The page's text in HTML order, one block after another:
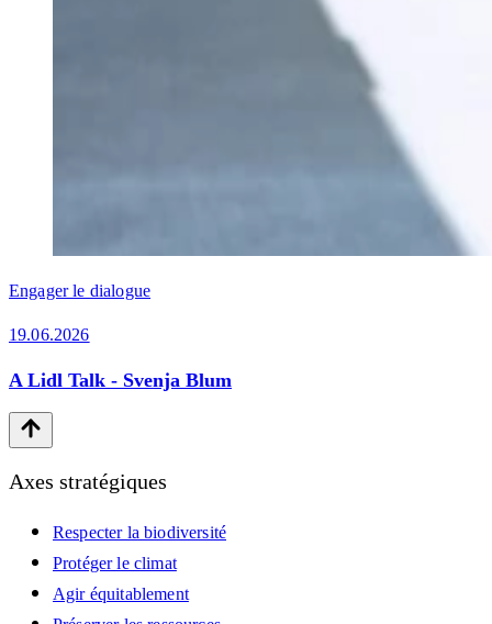
Engager le dialogue
19.06.2026
A Lidl Talk - Svenja Blum
Axes stratégiques
Respecter la biodiversité
Protéger le climat
Agir équitablement